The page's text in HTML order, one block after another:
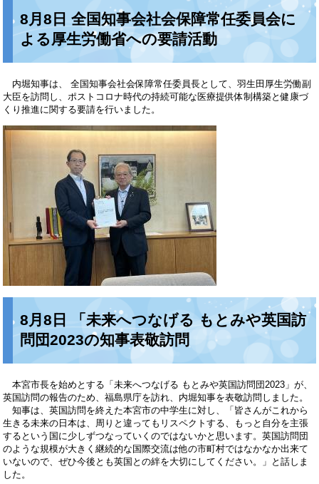
8月8日 全国知事会社会保障常任委員会に
よる厚生労働省への要請活動
内堀知事は、 全国知事会社会保障常任委員長として、羽生田厚生労働副
大臣を訪問し、ポストコロナ時代の持続可能な医療提供体制構築と健康づ
くり推進に関する要請を行いました。
8月8日 「未来へつなげる もとみや英国訪
問団2023の知事表敬訪問
本宮市長を始めとする「未来へつなげる もとみや英国訪問団2023」が、
英国訪問の報告のため、福島県庁を訪れ、内堀知事を表敬訪問しました。
知事は、英国訪問を終えた本宮市の中学生に対し、「皆さんがこれから
生きる未来の日本は、周りと違ってもリスペクトする、もっと自分を主張
するという国に少しずつなっていくのではないかと思います。英国訪問団
のような規模が大きく継続的な国際交流は他の市町村ではなかなか出来て
いないので、ぜひ今後とも英国との絆を大切にしてください。」と話しま
した。